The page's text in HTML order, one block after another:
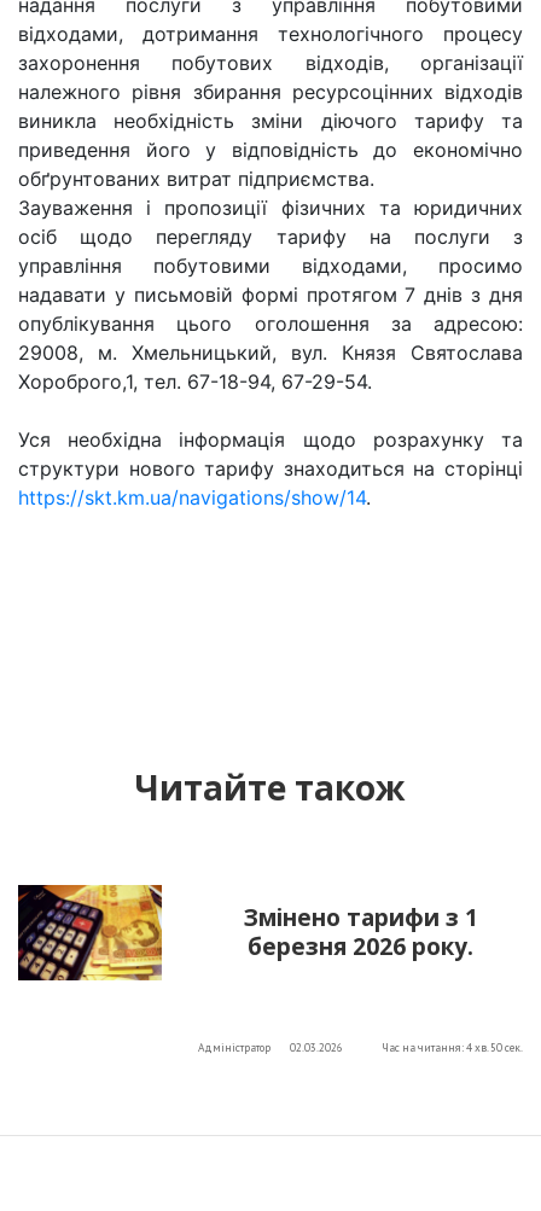
відходами, дотримання технологічного процесу
захоронення побутових відходів, організації
належного рівня збирання ресурсоцінних відходів
виникла необхідність зміни діючого тарифу та
приведення його у відповідність до економічно
обґрунтованих витрат підприємства.
Зауваження і пропозиції фізичних та юридичних
осіб щодо перегляду тарифу на послуги з
управління побутовими відходами, просимо
надавати у письмовій формі протягом 7 днів з дня
опублікування цього оголошення за адресою:
29008, м. Хмельницький, вул. Князя Святослава
Хороброго,1, тел. 67-18-94, 67-29-54.
Уся необхідна інформація щодо розрахунку та
структури нового тарифу знаходиться на сторінці
https://skt.km.ua/navigations/show/14.
Читайте також
Змінено тарифи з 1
березня 2026 року.
Адміністратор 02.03.2026 Час на читання: 4 хв. 50 сек.